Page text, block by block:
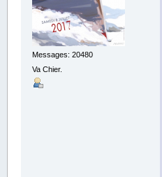
Messages: 20480
Va Chier.